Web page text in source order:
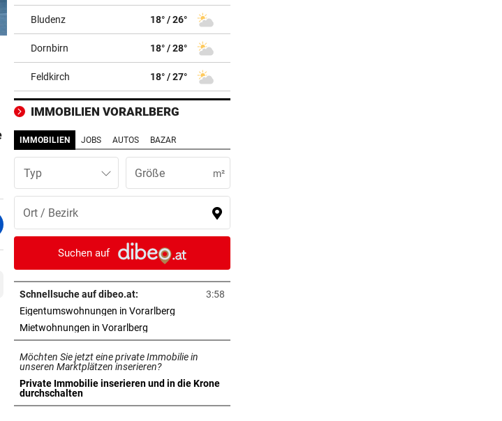
FAHNDUNGSERFOLG vor 14 Stunden
Europaweit gesuchter
Österreicher (29) gefasst
vor 15 Stunden
Große Teile von Lingenau
stundenlang ohne Wasser
SENSATIONELLE ZAHLEN vor 16 Stunden
Bregenzer Festspiele feiern
Rekord zur Halbzeit
EINE INTERNE LÖSUNG vor 18 Stunden
Pioneers Vorarlberg kennen ihren
neuen Headcoach
Dragqueen-Lesung lässt
konservative Seele kochen
EINSATZ IN BLUDENZ vor 19 Stunden
Schubhäftling gelingt bei
Transport die Flucht
EIN TEURER SPASS vor 20 Stunden
Bludenz 18° / 26°
Dornbirn 18° / 28°
Feldkirch 18° / 27°
IMMOBILIEN VORARLBERG
IMMOBILIEN JOBS AUTOS BAZAR
Typ m²
Suchen auf
Schnellsuche auf dibeo.at:
3:58
Eigentumswohnungen in Vorarlberg
Mietwohnungen in Vorarlberg
Möchten Sie jetzt eine private Immobilie in
unseren Marktplätzen inserieren?
Private Immobilie inserieren und in die Krone
durchschalten
in neuem Tab öffnen